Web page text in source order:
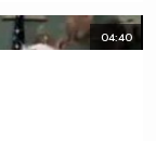
04:40